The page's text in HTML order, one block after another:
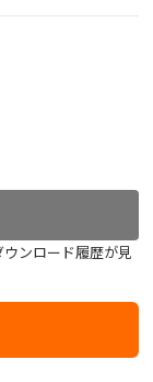
ンロード履歴が見